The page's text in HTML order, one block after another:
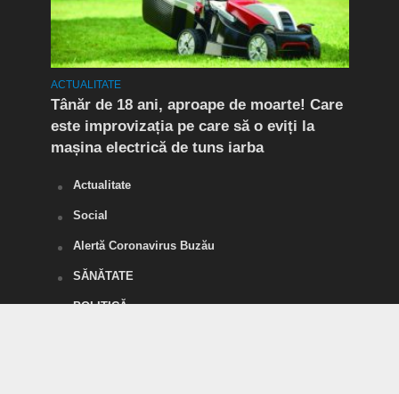
ACTUALITATE
Tânăr de 18 ani, aproape de moarte! Care
este improvizația pe care să o eviți la
mașina electrică de tuns iarba
Actualitate
Social
Alertă Coronavirus Buzău
SĂNĂTATE
POLITICĂ